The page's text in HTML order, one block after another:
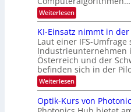
t
e
l
d
e
t
s
t
a
r
k
e
W
Weiterlesen:
8
9
.
W
E
-
H
e
r
a
e
KI-Einsatz nimmt in
Laut einer IFS-Umfrage
Industrieunternehmen
Österreich und der
befinden sich in der
Weiterlesen:
K
-
Optik-Kurs von